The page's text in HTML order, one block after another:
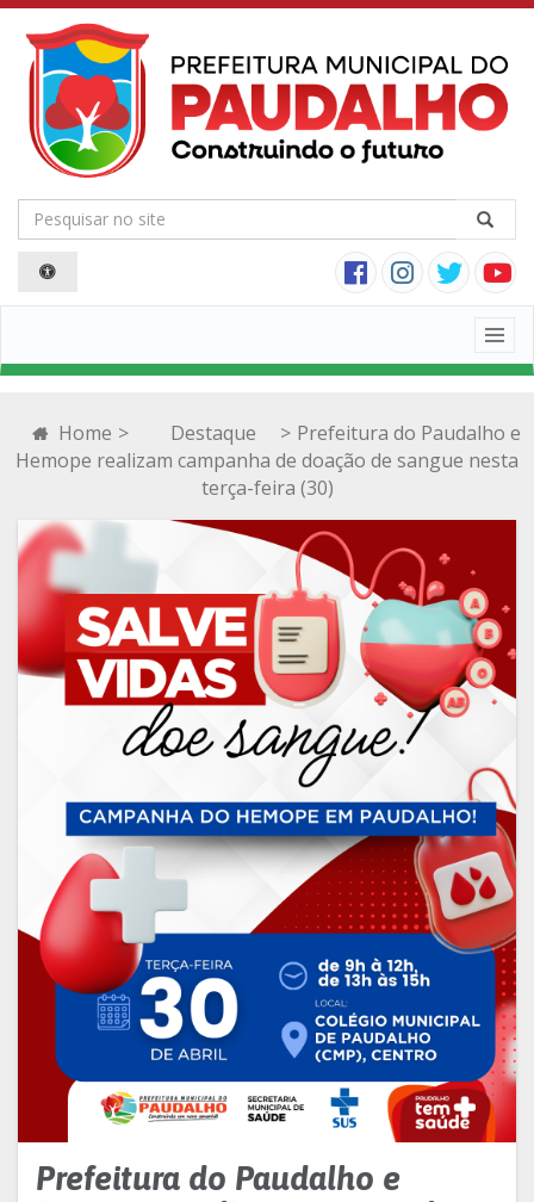
Home > Destaque > Prefeitura do Paudalho e
Hemope realizam campanha de doação de sangue nesta
terça-feira (30)
Prefeitura do Paudalho e